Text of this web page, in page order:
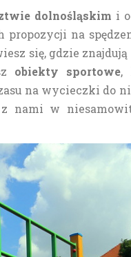
dolnośląskim i
na
się, gdzie
obiekty sportowe,
na wycieczki do
nami w